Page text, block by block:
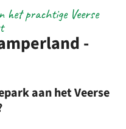
-
het prachtige Veerse
aan het Veerse